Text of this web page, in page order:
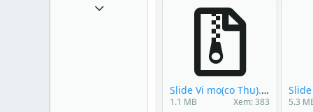
Slide Vi mo(co Thu).rar
1.1 MB Xem: 383 5.3